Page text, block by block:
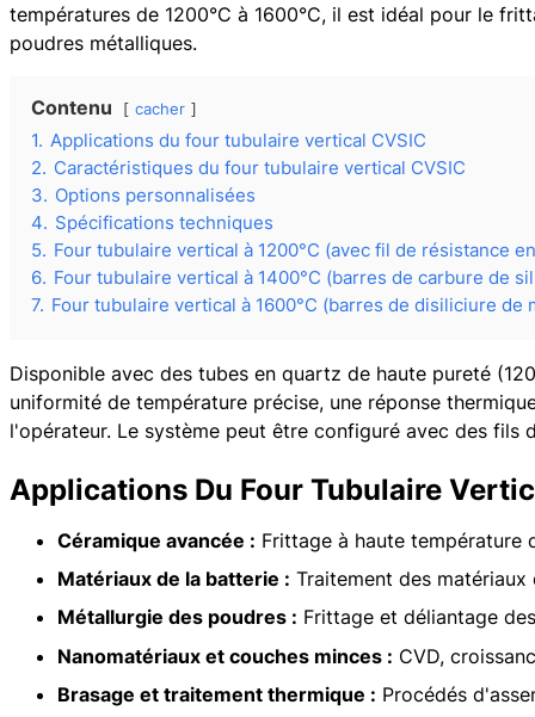
températures de 1200°C à 1600°C, il est idéal pour le
poudres métalliques.
Contenu cacher
1. Applications du four tubulaire vertical CVSIC
2. Caractéristiques du four tubulaire vertical CVSIC
3. Options personnalisées
4. Spécifications techniques
5. Four tubulaire vertical à 1200°C (avec fil de résistance
6. Four tubulaire vertical à 1400°C (barres de carbure de
7. Four tubulaire vertical à 1600°C (barres de disiliciure de
Disponible avec des tubes en quartz de haute pureté
uniformité de température précise, une réponse
l'opérateur. Le système peut être configuré avec des
Applications Du Four Tubulaire
Céramique avancée : Frittage à haute température
Matériaux de la batterie : Traitement des
Métallurgie des poudres : Frittage et déliantage
Nanomatériaux et couches minces : CVD,
Brasage et traitement thermique : Procédés